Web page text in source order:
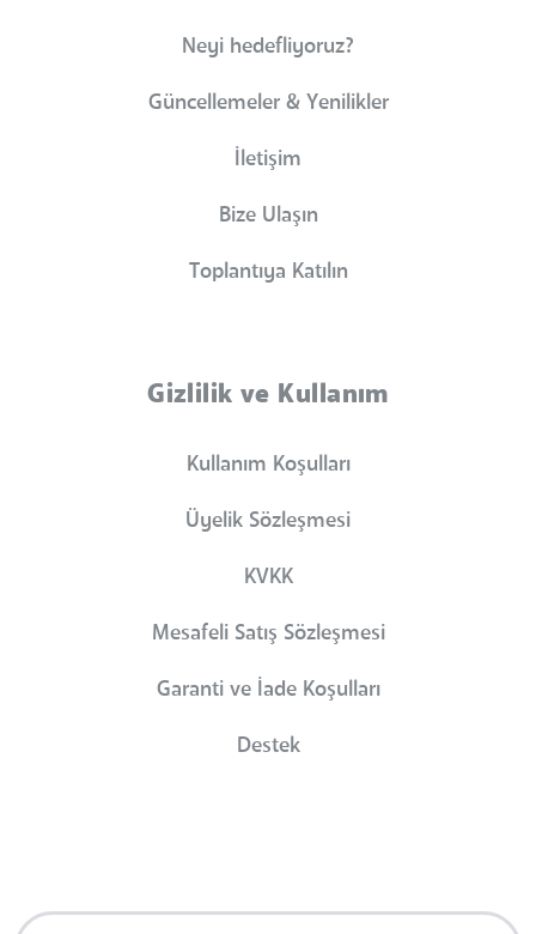
Neyi hedefliyoruz?
Güncellemeler & Yenilikler
İletişim
Bize Ulaşın
Toplantıya Katılın
Gizlilik ve Kullanım
Kullanım Koşulları
Üyelik Sözleşmesi
KVKK
Mesafeli Satış Sözleşmesi
Garanti ve İade Koşulları
Destek